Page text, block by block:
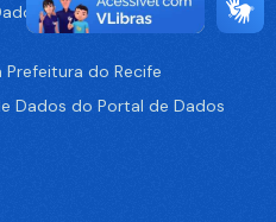
no Portal de Dados
do Recife
Dados do Portal de Dados